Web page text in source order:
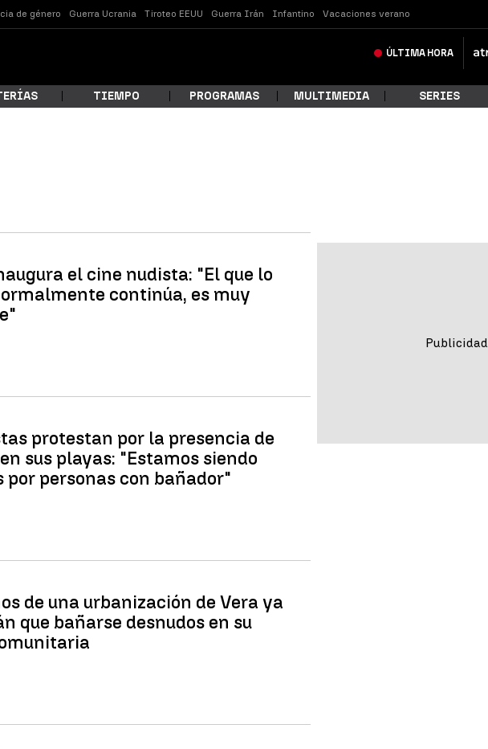
de género Guerra Ucrania Tiroteo EEUU Guerra Irán Infantino Vacaciones verano
ÚLTIMA HORA
TIEMPO PROGRAMAS MULTIMEDIA SERIES
el cine nudista: "El que lo
continúa, es muy
protestan por la presencia de
sus playas: "Estamos siendo
por personas con bañador"
de una urbanización de Vera ya
que bañarse desnudos en su